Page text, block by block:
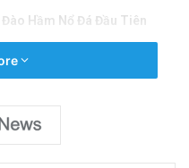
Đào Hầm Nổ Đá Đầu Tiên
Lửa Starship Được Hé Lộ